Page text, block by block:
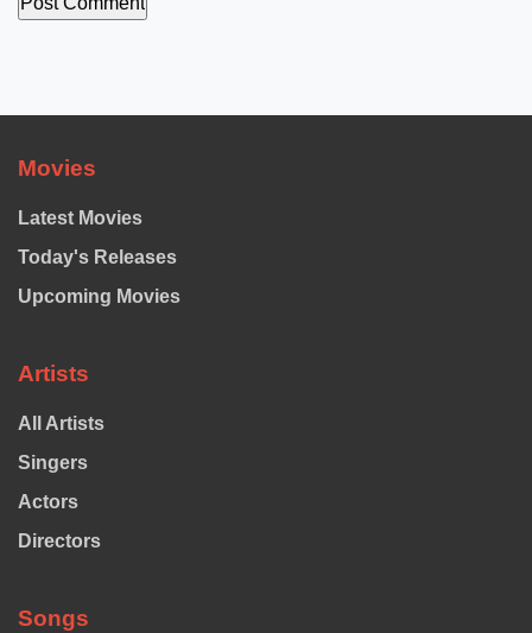
Movies
Latest Movies
Today's Releases
Upcoming Movies
Artists
All Artists
Singers
Actors
Directors
Songs